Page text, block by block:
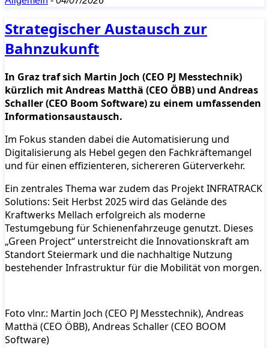
Strategischer Austausch zur
Bahnzukunft
In Graz traf sich Martin Joch (CEO PJ Messtechnik)
kürzlich mit Andreas Matthä (CEO ÖBB) und Andreas
Schaller (CEO Boom Software) zu einem umfassenden
Informationsaustausch.
Im Fokus standen dabei die Automatisierung und
Digitalisierung als Hebel gegen den Fachkräftemangel
und für einen effizienteren, sichereren Güterverkehr.
Ein zentrales Thema war zudem das Projekt INFRATRACK
Solutions: Seit Herbst 2025 wird das Gelände des
Kraftwerks Mellach erfolgreich als moderne
Testumgebung für Schienenfahrzeuge genutzt. Dieses
„Green Project“ unterstreicht die Innovationskraft am
Standort Steiermark und die nachhaltige Nutzung
bestehender Infrastruktur für die Mobilität von morgen.
Foto vlnr.: Martin Joch (CEO PJ Messtechnik), Andreas
Matthä (CEO ÖBB), Andreas Schaller (CEO BOOM
Software)